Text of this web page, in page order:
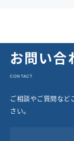
お問い合
CONTACT
ご相談やご質問など
さい。